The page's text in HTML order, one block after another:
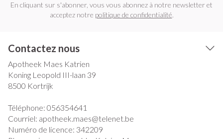
En cliquant sur s'abonner, vous vous abonnez à notre newsletter et
acceptez notre politique de confidentialité.
Contactez nous
Apotheek Maes Katrien
Koning Leopold III-laan 39
8500 Kortrijk
Téléphone: 056354641
Courriel: apotheek.maes@telenet.be
Numéro de licence: 342209